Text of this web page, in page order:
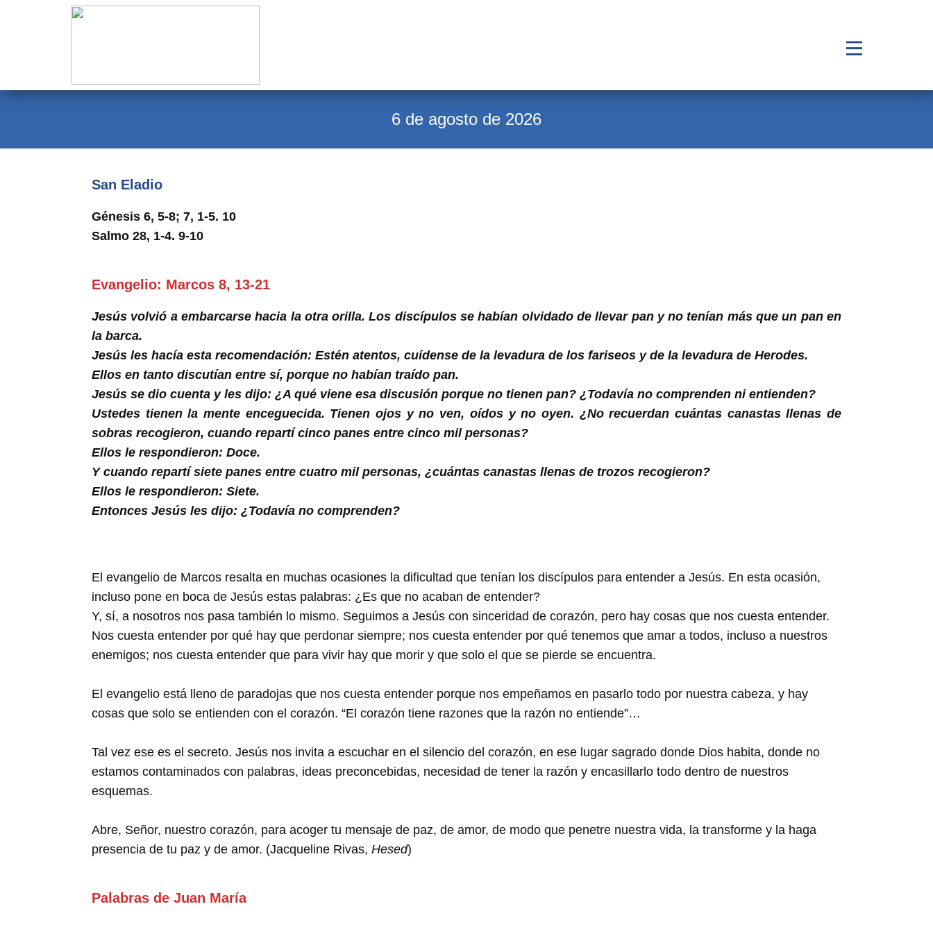
Calendario
Pastoral Vocacional
6 de agosto de 2026
San Eladio
Génesis 6, 5-8; 7, 1-5. 10
Salmo 28, 1-4. 9-10
Evangelio: Marcos 8, 13-21
Jesús volvió a embarcarse hacia la otra orilla. Los discípulos se habían olvidado de llevar pan y no tenían más que un pan en
la barca.
Jesús les hacía esta recomendación: Estén atentos, cuídense de la levadura de los fariseos y de la levadura de Herodes.
Ellos en tanto discutían entre sí, porque no habían traído pan.
Jesús se dio cuenta y les dijo: ¿A qué viene esa discusión porque no tienen pan? ¿Todavía no comprenden ni entienden?
Ustedes tienen la mente enceguecida. Tienen ojos y no ven, oídos y no oyen. ¿No recuerdan cuántas canastas llenas de
sobras recogieron, cuando repartí cinco panes entre cinco mil personas?
Ellos le respondieron: Doce.
Y cuando repartí siete panes entre cuatro mil personas, ¿cuántas canastas llenas de trozos recogieron?
Ellos le respondieron: Siete.
Entonces Jesús les dijo: ¿Todavía no comprenden?
El evangelio de Marcos resalta en muchas ocasiones la dificultad que tenían los discípulos para entender a Jesús. En esta ocasión,
incluso pone en boca de Jesús estas palabras: ¿Es que no acaban de entender?
Y, sí, a nosotros nos pasa también lo mismo. Seguimos a Jesús con sinceridad de corazón, pero hay cosas que nos cuesta entender.
Nos cuesta entender por qué hay que perdonar siempre; nos cuesta entender por qué tenemos que amar a todos, incluso a nuestros
enemigos; nos cuesta entender que para vivir hay que morir y que solo el que se pierde se encuentra.
El evangelio está lleno de paradojas que nos cuesta entender porque nos empeñamos en pasarlo todo por nuestra cabeza, y hay
cosas que solo se entienden con el corazón. “El corazón tiene razones que la razón no entiende”…
Tal vez ese es el secreto. Jesús nos invita a escuchar en el silencio del corazón, en ese lugar sagrado donde Dios habita, donde no
estamos contaminados con palabras, ideas preconcebidas, necesidad de tener la razón y encasillarlo todo dentro de nuestros
esquemas.
Abre, Señor, nuestro corazón, para acoger tu mensaje de paz, de amor, de modo que penetre nuestra vida, la transforme y la haga
presencia de tu paz y de amor. (Jacqueline Rivas, Hesed)
Palabras de Juan María